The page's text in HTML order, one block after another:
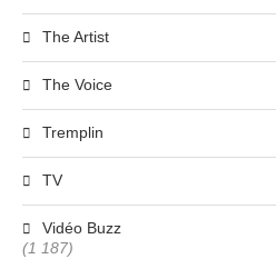
The Artist
The Voice
Tremplin
TV
Vidéo Buzz
(1 187)